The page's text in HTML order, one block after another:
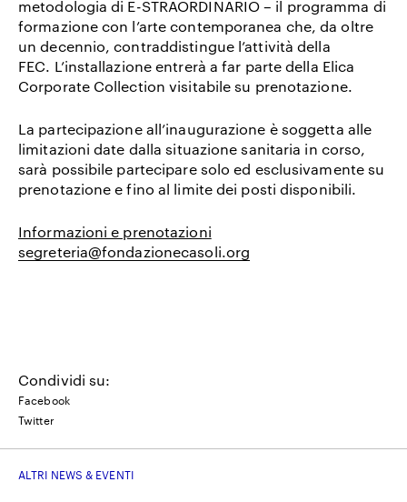
metodologia di E-STRAORDINARIO – il programma di
formazione con l’arte contemporanea che, da oltre
un decennio, contraddistingue l’attività della
FEC. L’installazione entrerà a far parte della Elica
Corporate Collection visitabile su prenotazione.
La partecipazione all’inaugurazione è soggetta alle
limitazioni date dalla situazione sanitaria in corso,
sarà possibile partecipare solo ed esclusivamente su
prenotazione e fino al limite dei posti disponibili.
Informazioni e prenotazioni
segreteria@fondazionecasoli.org
Condividi su:
Facebook
Twitter
ALTRI NEWS & EVENTI